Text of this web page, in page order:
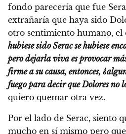
fondo parecería que fue
extrañaría que haya sido
otro sentimiento humano, el
hubiese sido Serac se hubiese
pero dejarla viva es provocar
firme a su causa, entonces,
fuego para decir que Dolores no
quiero quemar otra vez.
Por el lado de Serac, siento
mucho en sí mismo pero